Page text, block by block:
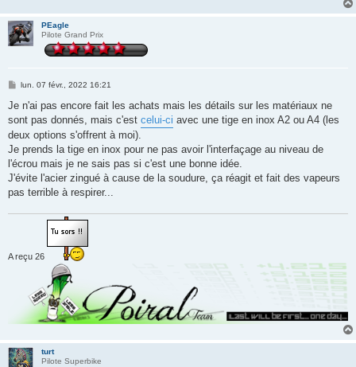
PEagle
Pilote Grand Prix
M
s
a
g
e
lun. 07 févr., 2022 16:21
Je n'ai pas encore fait les achats mais les détails sur les matériaux ne
sont pas donnés, mais c'est celui-ci avec une tige en inox A2 ou A4 (les
deux options s'offrent à moi).
Je prends la tige en inox pour ne pas avoir l'interfaçage au niveau de
l'écrou mais je ne sais pas si c'est une bonne idée.
J'évite l'acier zingué à cause de la soudure, ça réagit et fait des vapeurs
pas terrible à respirer...
A reçu 26
turt
Pilote Superbike